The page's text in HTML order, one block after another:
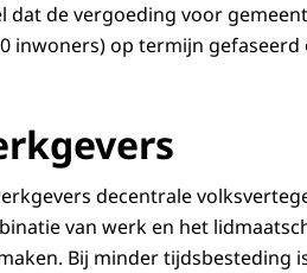
dat de vergoeding voor
inwoners) op termijn gefaseerd
decentrale
van werk en het
Bij minder tijdsbesteding